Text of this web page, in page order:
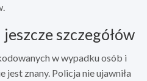
szczegółów
w wypadku osób i
znany. Policja nie ujawniła